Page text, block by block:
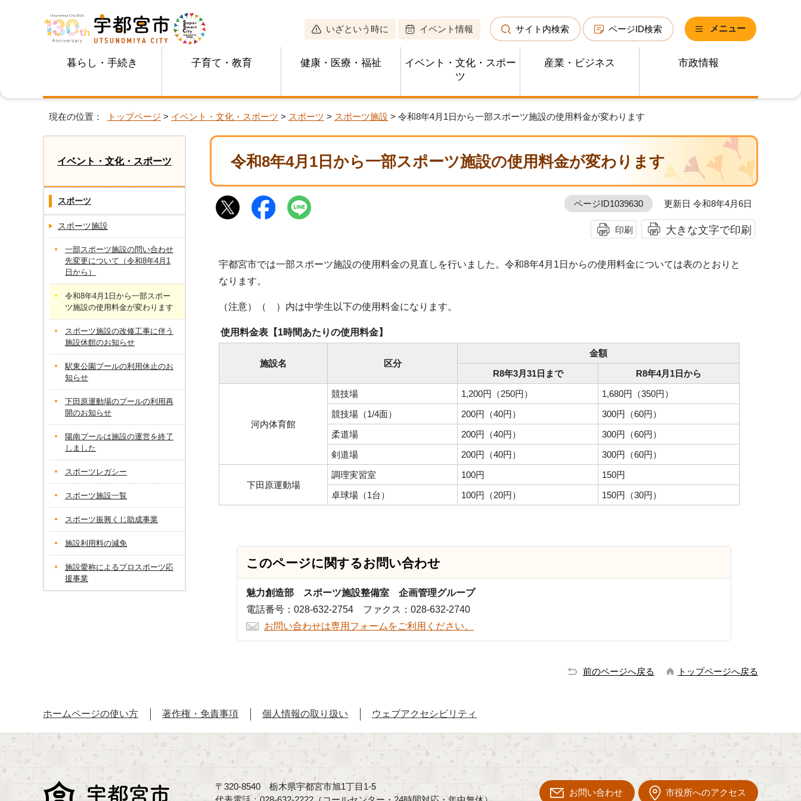
いざという時に イベント情報 サイト内検索 ページID検索 メニュー
暮らし・手続き 子育て・教育 健康・医療・福祉
イベント・文化・スポー
ツ
産業・ビジネス 市政情報
現在の位置： トップページ > イベント・文化・スポーツ > スポーツ > スポーツ施設 > 令和8年4月1日から一部スポーツ施設の使用料金が変わります
令和8年4月1日から一部スポーツ施設の使用料金が変わります
ページID1039630 更新日 令和8年4月6日
印刷 大きな文字で印刷
宇都宮市では一部スポーツ施設の使用料金の見直しを行いました。令和8年4月1日からの使用料金については表のとおりと
なります。
（注意）（ ）内は中学生以下の使用料金になります。
使用料金表【1時間あたりの使用料金】
施設名 区分
金額
R8年3月31日まで
R8年4月1日から
河内体育館
競技場 1,200円（250円）
1,680円（350円）
競技場（1/4面）
200円（40円）
300円（60円）
柔道場
200円（40円）
300円（60円）
剣道場
200円（40円） 300円（60円）
下田原運動場
調理実習室 100円
150円
卓球場（1台）
100円（20円） 150円（30円）
このページに関するお問い合わせ
魅力創造部 スポーツ施設整備室 企画管理グループ
電話番号：028-632-2754 ファクス：028-632-2740
お問い合わせは専用フォームをご利用ください。
イベント・文化・スポーツ
スポーツ
スポーツ施設
一部スポーツ施設の問い合わせ
先変更について（令和8年4月1
日から）
令和8年4月1日から一部スポー
ツ施設の使用料金が変わります
スポーツ施設の改修工事に伴う
施設休館のお知らせ
駅東公園プールの利用休止のお
知らせ
下田原運動場のプールの利用再
開のお知らせ
陽南プールは施設の運営を終了
しました
スポーツレガシー
スポーツ施設一覧
スポーツ振興くじ助成事業
施設利用料の減免
施設愛称によるプロスポーツ応
援事業
前のページへ戻る トップページへ戻る
ホームページの使い方 著作権・免責事項 個人情報の取り扱い ウェブアクセシビリティ
〒320-8540 栃木県宇都宮市旭1丁目1-5
お問い合わせ 市役所へのアクセス